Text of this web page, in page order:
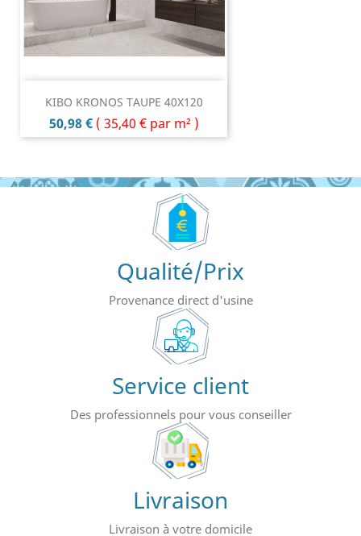
KIBO KRONOS TAUPE 40X120
Prix
50,98 € ( 35,40 € par m² )
Qualité/Prix
Provenance direct d'usine
Service client
Des professionnels pour vous conseiller
Livraison
Livraison à votre domicile